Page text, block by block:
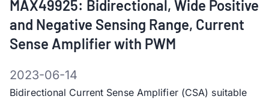
Video
MAX49925: Bidirectional, Wide Positive
and Negative Sensing Range, Current
Sense Amplifier with PWM​
2023-06-14
Bidirectional Current Sense Amplifier (CSA) suitable